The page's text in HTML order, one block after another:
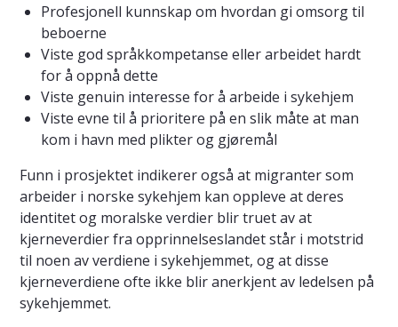
Profesjonell kunnskap om hvordan gi omsorg til
beboerne
Viste god språkkompetanse eller arbeidet hardt
for å oppnå dette
Viste genuin interesse for å arbeide i sykehjem
Viste evne til å prioritere på en slik måte at man
kom i havn med plikter og gjøremål
Funn i prosjektet indikerer også at migranter som
arbeider i norske sykehjem kan oppleve at deres
identitet og moralske verdier blir truet av at
kjerneverdier fra opprinnelseslandet står i motstrid
til noen av verdiene i sykehjemmet, og at disse
kjerneverdiene ofte ikke blir anerkjent av ledelsen på
sykehjemmet.